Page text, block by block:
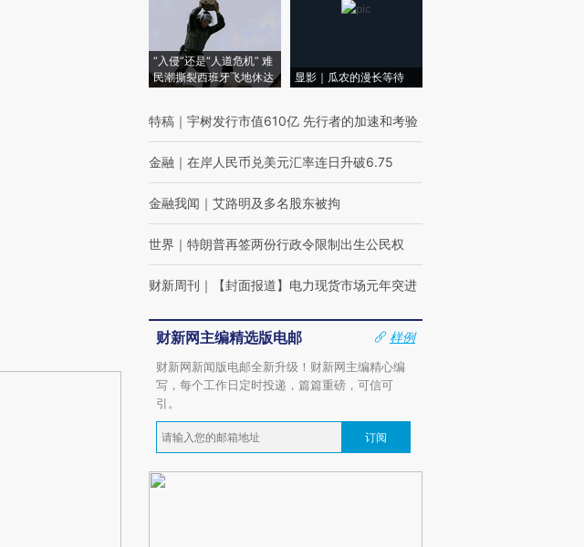
“入侵”还是“人道危机” 难
民潮撕裂西班牙飞地休达
显影｜瓜农的漫长等待
特稿 ｜ 宇树发行市值610亿 先行者的加速和考验
金融 ｜ 在岸人民币兑美元汇率连日升破6.75
金融我闻 ｜ 艾路明及多名股东被拘
世界 ｜ 特朗普再签两份行政令限制出生公民权
财新周刊 ｜ 【封面报道】电力现货市场元年突进
财新网主编精选版电邮
样例
财新网新闻版电邮全新升级！财新网主编精心编
写，每个工作日定时投递，篇篇重磅，可信可
引。
订阅